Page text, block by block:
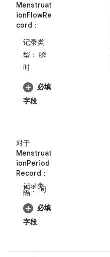
Menstruat
ionFlowRe
cord ：
记录类
型： 瞬
时
必填
字段
对于
Menstruat
ionPeriod
Record ：
记录类
型：间
隔
必填
字段